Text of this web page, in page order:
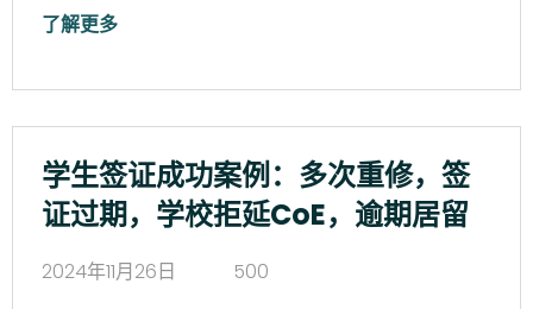
了解更多
学生签证成功案例：多次重修，签
证过期，学校拒延CoE，逾期居留
2024年11月26日
500